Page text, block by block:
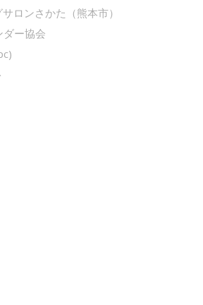
ロンさかた（熊本市）
ダー協会